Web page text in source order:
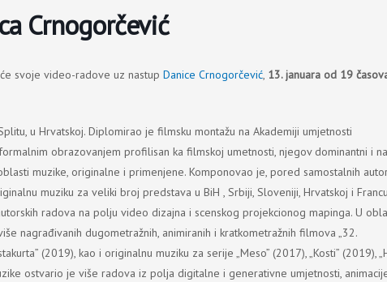
Crnogorčević
svoje video-radove uz nastup Danice Crnogorčević, 13. januara od 19
u Hrvatskoj. Diplomirao je filmsku montažu na Akademiji umjetnosti
obrazovanjem profilisan ka filmskoj umetnosti, njegov dominantni i
muzike, originalne i primenjene. Komponovao je, pored samostalnih
muziku za veliki broj predstava u BiH , Srbiji, Sloveniji, Hrvatskoj i
radova na polju video dizajna i scenskog projekcionog mapinga. U
nagrađivanih dugometražnih, animiranih i kratkometražnih filmova „32.
(2019), kao i originalnu muziku za serije „Meso” (2017), „Kosti” (2019),
ostvario je više radova iz polja digitalne i generativne umjetnosti,